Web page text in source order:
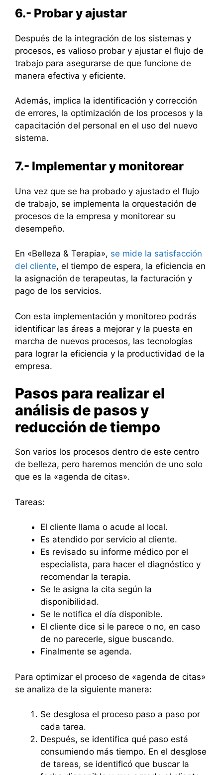
6.- Probar y ajustar
Después de la integración de los sistemas y
procesos, es valioso probar y ajustar el flujo de
trabajo para asegurarse de que funcione de
manera efectiva y eficiente.
Además, implica la identificación y corrección
de errores, la optimización de los procesos y la
capacitación del personal en el uso del nuevo
sistema.
7.- Implementar y monitorear
Una vez que se ha probado y ajustado el flujo
de trabajo, se implementa la orquestación de
procesos de la empresa y monitorear su
desempeño.
En «Belleza & Terapia», se mide la satisfacción
del cliente, el tiempo de espera, la eficiencia en
la asignación de terapeutas, la facturación y
pago de los servicios.
Con esta implementación y monitoreo podrás
identificar las áreas a mejorar y la puesta en
marcha de nuevos procesos, las tecnologías
para lograr la eficiencia y la productividad de la
empresa.
Pasos para realizar el
análisis de pasos y
reducción de tiempo
Son varios los procesos dentro de este centro
de belleza, pero haremos mención de uno solo
que es la «agenda de citas».
Tareas:
El cliente llama o acude al local.
Es atendido por servicio al cliente.
Es revisado su informe médico por el
especialista, para hacer el diagnóstico y
recomendar la terapia.
Se le asigna la cita según la
disponibilidad.
Se le notifica el día disponible.
El cliente dice si le parece o no, en caso
de no parecerle, sigue buscando.
Finalmente se agenda.
Para optimizar el proceso de «agenda de citas»
se analiza de la siguiente manera:
Se desglosa el proceso paso a paso por
cada tarea.
Después, se identifica qué paso está
consumiendo más tiempo. En el desglose
de tareas, se identificó que buscar la